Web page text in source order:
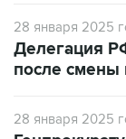
28 января 2025
Делегация
после смены
28 января 2025